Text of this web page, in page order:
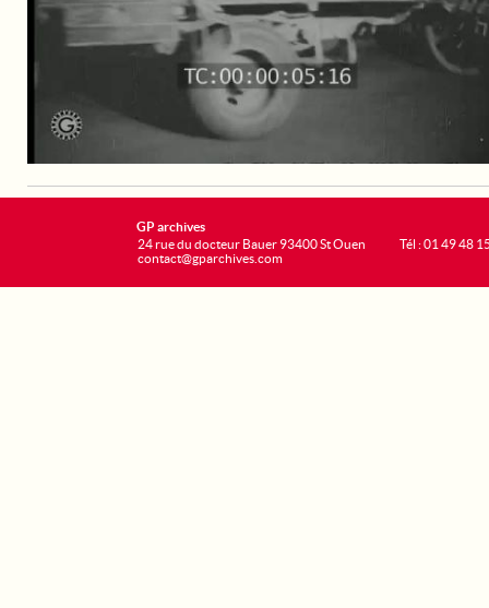
GP archives
24 rue du docteur Bauer 93400 St Ouen
contact@gparchives.com
Tél : 01 49 48